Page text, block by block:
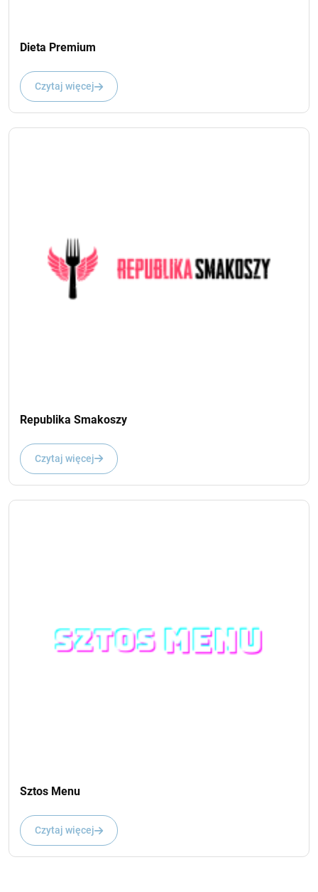
Dieta Premium
Czytaj więcej
Republika Smakoszy
Czytaj więcej
Sztos Menu
Czytaj więcej